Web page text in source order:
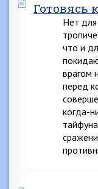
Готовясь
Нет
что и
врагом
перед
когда-